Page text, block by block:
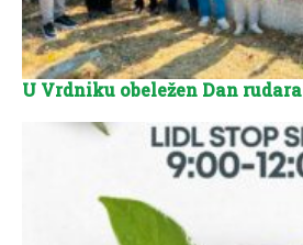
U Vrdniku obeležen Dan rudara